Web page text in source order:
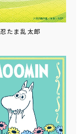
忍たま乱太郎